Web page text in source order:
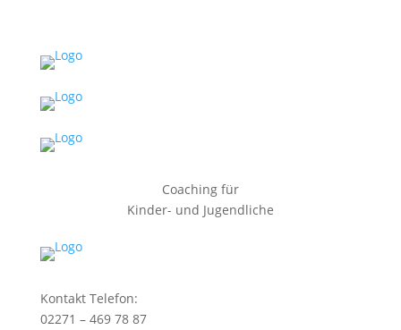
Coaching für
Kinder- und Jugendliche
Kontakt Telefon:
02271 – 469 78 87